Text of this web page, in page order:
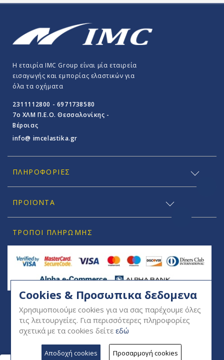
Η εταιρία IMC Group είναι μία εταιρεία
εισαγωγής και εμπορίας ελαστικών για
όλα τα οχήματα
2311112800 - 6971738580
7o ΧΛΜ Π.E.O. Θεσσαλονίκης -
Βέροιας
info@ imcelastika.gr
ΠΛΗΡΟΦΟΡΊΕΣ
ΠΡΟΪΟΝΤΑ
ΤΡΌΠΟΙ ΠΛΗΡΩΜΉΣ
SOCIAL
Cookies & Προσωπικα δεδομενα
Χρησιμοποιούμε cookies για να σας παρέχουμε όλες
τις λειτουργείες. Για περισσότερες πληροφορίες
σχετικά με τα cookies δείτε εδώ
Αποδοχή cookies Προσαρμογή cookies